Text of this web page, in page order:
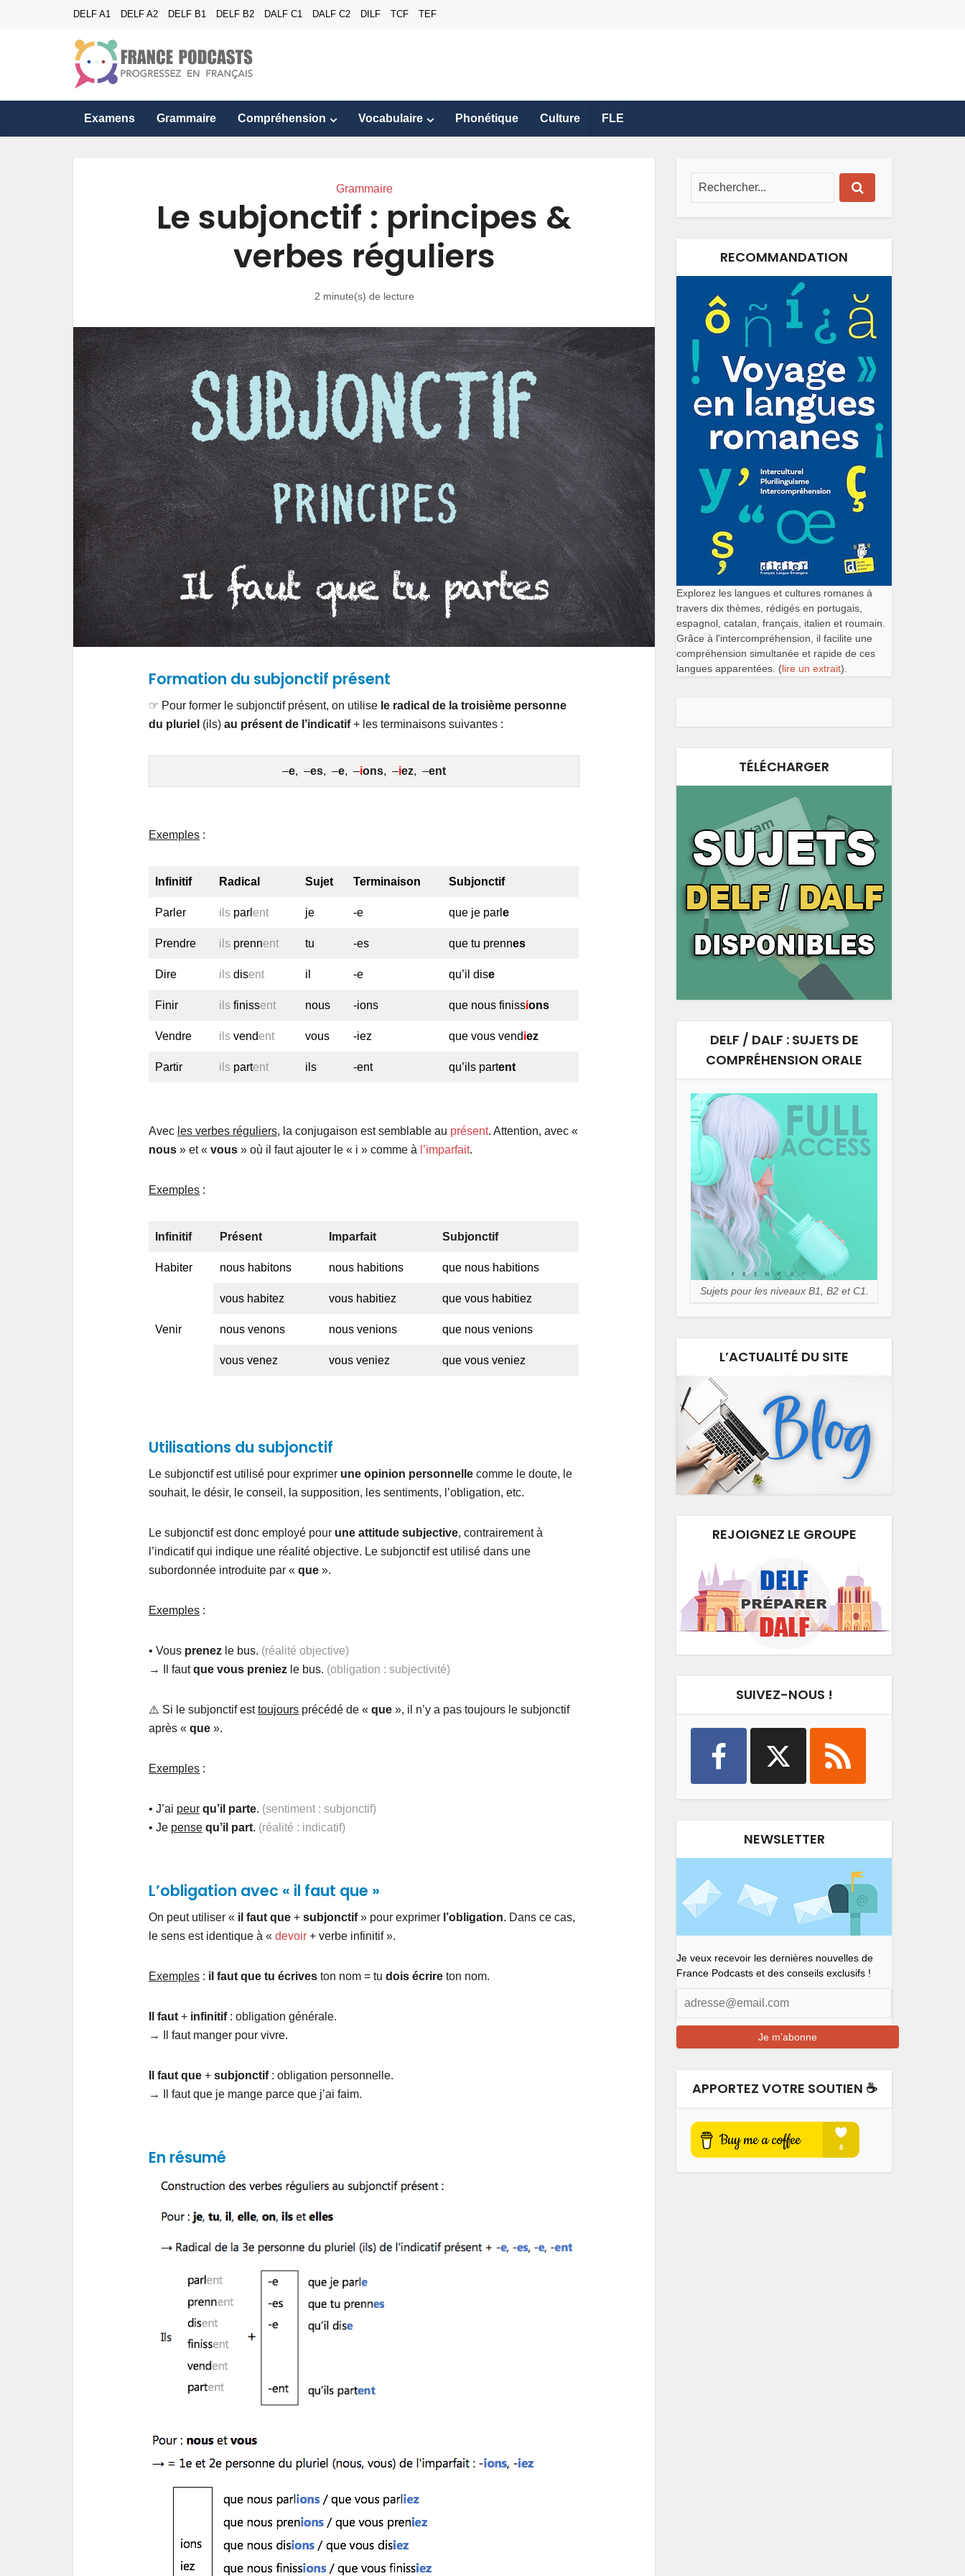
DELF A1 DELF A2 DELF B1 DELF B2 DALF C1 DALF C2 DILF TCF TEF
Examens Grammaire Compréhension Vocabulaire Phonétique Culture FLE
Grammaire
Le subjonctif : principes &
verbes réguliers
2 minute(s) de lecture
Formation du subjonctif présent
☞ Pour former le subjonctif présent, on utilise le radical de la troisième personne
du pluriel (ils) au présent de l’indicatif+ les terminaisons suivantes :
–e, –es, –e, –ions, –iez, –ent
Exemples :
Infinitif Radical Sujet Terminaison Subjonctif
Parler ils parl ent je -e que je parl e
Prendre ils prennent tu -es que tu prennes
Dire ils disent il -e qu’il dise
Finir ils finissent nous -ions que nous finissions
Vendre ils vendent vous -iez que vous vendiez
Partir ils partent ils -ent qu’ils partent
Avec les verbes réguliers, la conjugaison est semblable au présent. Attention, avec «
nous » et « vous » où il faut ajouter le « i » comme à l’imparfait.
Exemples :
Infinitif Présent Imparfait Subjonctif
Habiter nous habitons nous habitions que nous habitions
vous habitez vous habitiez que vous habitiez
Venir nous venons nous venions que nous venions
vous venez vous veniez que vous veniez
Utilisations du subjonctif
Le subjonctif est utilisé pour exprimer une opinion personnelle comme le doute, le
souhait, le désir, le conseil, la supposition, les sentiments, l’obligation, etc.
Le subjonctif est donc employé pour une attitude subjective, contrairement à
l’indicatif qui indique une réalité objective. Le subjonctif est utilisé dans une
subordonnée introduite par « que ».
Exemples :
• Vous prenez le bus. (réalité objective)
→ Il fautque vous preniez le bus. (obligation : subjectivité)
⚠️ Si le subjonctif esttoujours précédé de « que », il n’y a pas toujours le subjonctif
après « que ».
Exemples :
• J’ai peur qu’il parte. (sentiment : subjonctif)
• Je pense qu’il part. (réalité : indicatif)
L’obligation avec « il faut que »
On peut utiliser « il faut que + subjonctif» pour exprimer l’obligation. Dans ce cas,
le sens est identique à « devoir + verbe infinitif ».
Exemples : il faut que tu écrives ton nom = tu dois écrire ton nom.
Il faut + infinitif: obligation générale.
→ Il faut manger pour vivre.
Il faut que + subjonctif: obligation personnelle.
→ Il faut que je mange parce que j’ai faim.
En résumé
RECOMMANDATION
Explorez les langues et cultures romanes à
travers dix thèmes, rédigés en portugais,
espagnol, catalan, français, italien et roumain.
Grâce à l'intercompréhension, il facilite une
compréhension simultanée et rapide de ces
langues apparentées. (lire un extrait).
TÉLÉCHARGER
DELF / DALF : SUJETS DE
COMPRÉHENSION ORALE
Sujets pour les niveaux B1, B2 et C1.
L’ACTUALITÉ DU SITE
REJOIGNEZ LE GROUPE
SUIVEZ-NOUS !
NEWSLETTER
Je veux recevoir les dernières nouvelles de
France Podcasts et des conseils exclusifs !
APPORTEZ VOTRE SOUTIEN ☕️